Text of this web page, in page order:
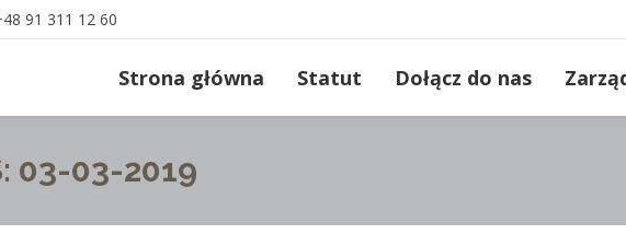
91 311 12 60
Strona główna Statut Dołącz do nas
03-03-2019